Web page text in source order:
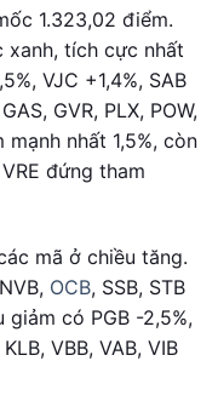
1.323,02 điểm.
tích cực nhất
VJC +1,4%, SAB
GVR, PLX, POW,
mạnh nhất 1,5%, còn
đứng tham
mã ở chiều tăng.
OCB, SSB, STB
giảm có PGB -2,5%,
VBB, VAB, VIB